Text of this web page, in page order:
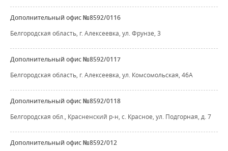
Дополнительный офис №8592/0116
Белгородская область, г. Алексеевка, ул. Фрунзе, 3
Дополнительный офис №8592/0117
Белгородская область, г. Алексеевка, ул. Комсомольская, 46А
Дополнительный офис №8592/0118
Белгородская обл., Красненский р-н, с. Красное, ул. Подгорная, д. 7
Дополнительный офис №8592/012